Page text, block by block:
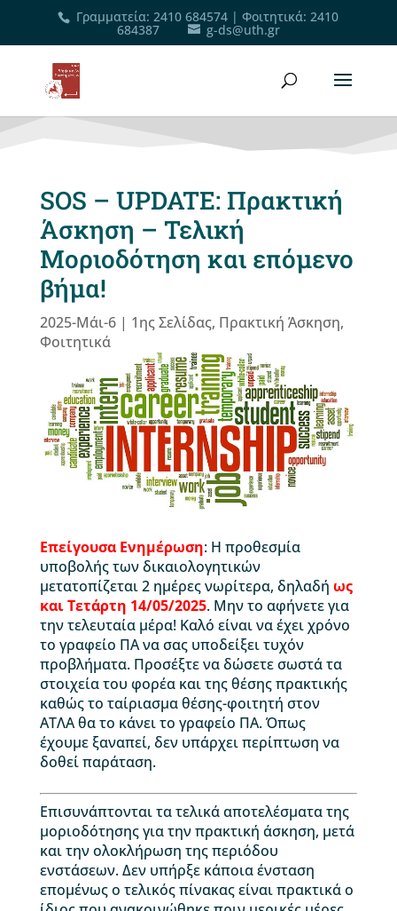
Γραμματεία: 2410 684574 |Φοιτητικά: 2410
684387 g-ds@uth.gr
SOS – UPDATE: Πρακτική
Άσκηση – Τελική
Μοριοδότηση και επόμενο
βήμα!
2025-Μάι-6| 1ης Σελίδας, Πρακτική Άσκηση,
Φοιτητικά
Επείγουσα Ενημέρωση: Η προθεσμία
υποβολής των δικαιολογητικών
μετατοπίζεται 2 ημέρες νωρίτερα, δηλαδή ως
και Τετάρτη 14/05/2025. Μην το αφήνετε για
την τελευταία μέρα! Καλό είναι να έχει χρόνο
το γραφείο ΠΑ να σας υποδείξει τυχόν
προβλήματα. Προσέξτε να δώσετε σωστά τα
στοιχεία του φορέα και της θέσης πρακτικής
καθώς το ταίριασμα θέσης-φοιτητή στον
ΑΤΛΑ θα το κάνει το γραφείο ΠΑ. Όπως
έχουμε ξαναπεί, δεν υπάρχει περίπτωση να
δοθεί παράταση.
Επισυνάπτονται τα τελικά αποτελέσματα της
μοριοδότησης για την πρακτική άσκηση, μετά
και την ολοκλήρωση της περιόδου
ενστάσεων. Δεν υπήρξε κάποια ένσταση
επομένως ο τελικός πίνακας είναι πρακτικά ο